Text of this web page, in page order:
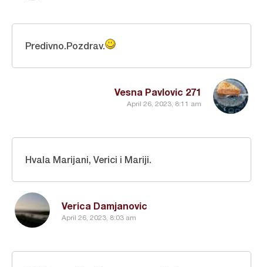
Vesna Pavlovic 271
April 26, 2023, 8:11 am
Predivno.Pozdrav.
Verica Damjanovic
April 26, 2023, 8:03 am
Hvala Marijani, Verici i Mariji.